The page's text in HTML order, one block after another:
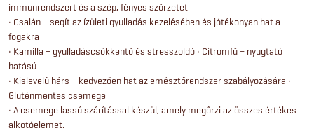
immunrendszert és a szép, fényes szőrzetet
• Csalán – segít az ízületi gyulladás kezelésében és jótékonyan hat a
fogakra
• Kamilla – gyulladáscsökkentő és stresszoldó • Citromfű – nyugtató
hatású
• Kislevelű hárs – kedvezően hat az emésztőrendszer szabályozására •
Gluténmentes csemege
• A csemege lassú szárítással készül, amely megőrzi az összes értékes
alkotóelemet.